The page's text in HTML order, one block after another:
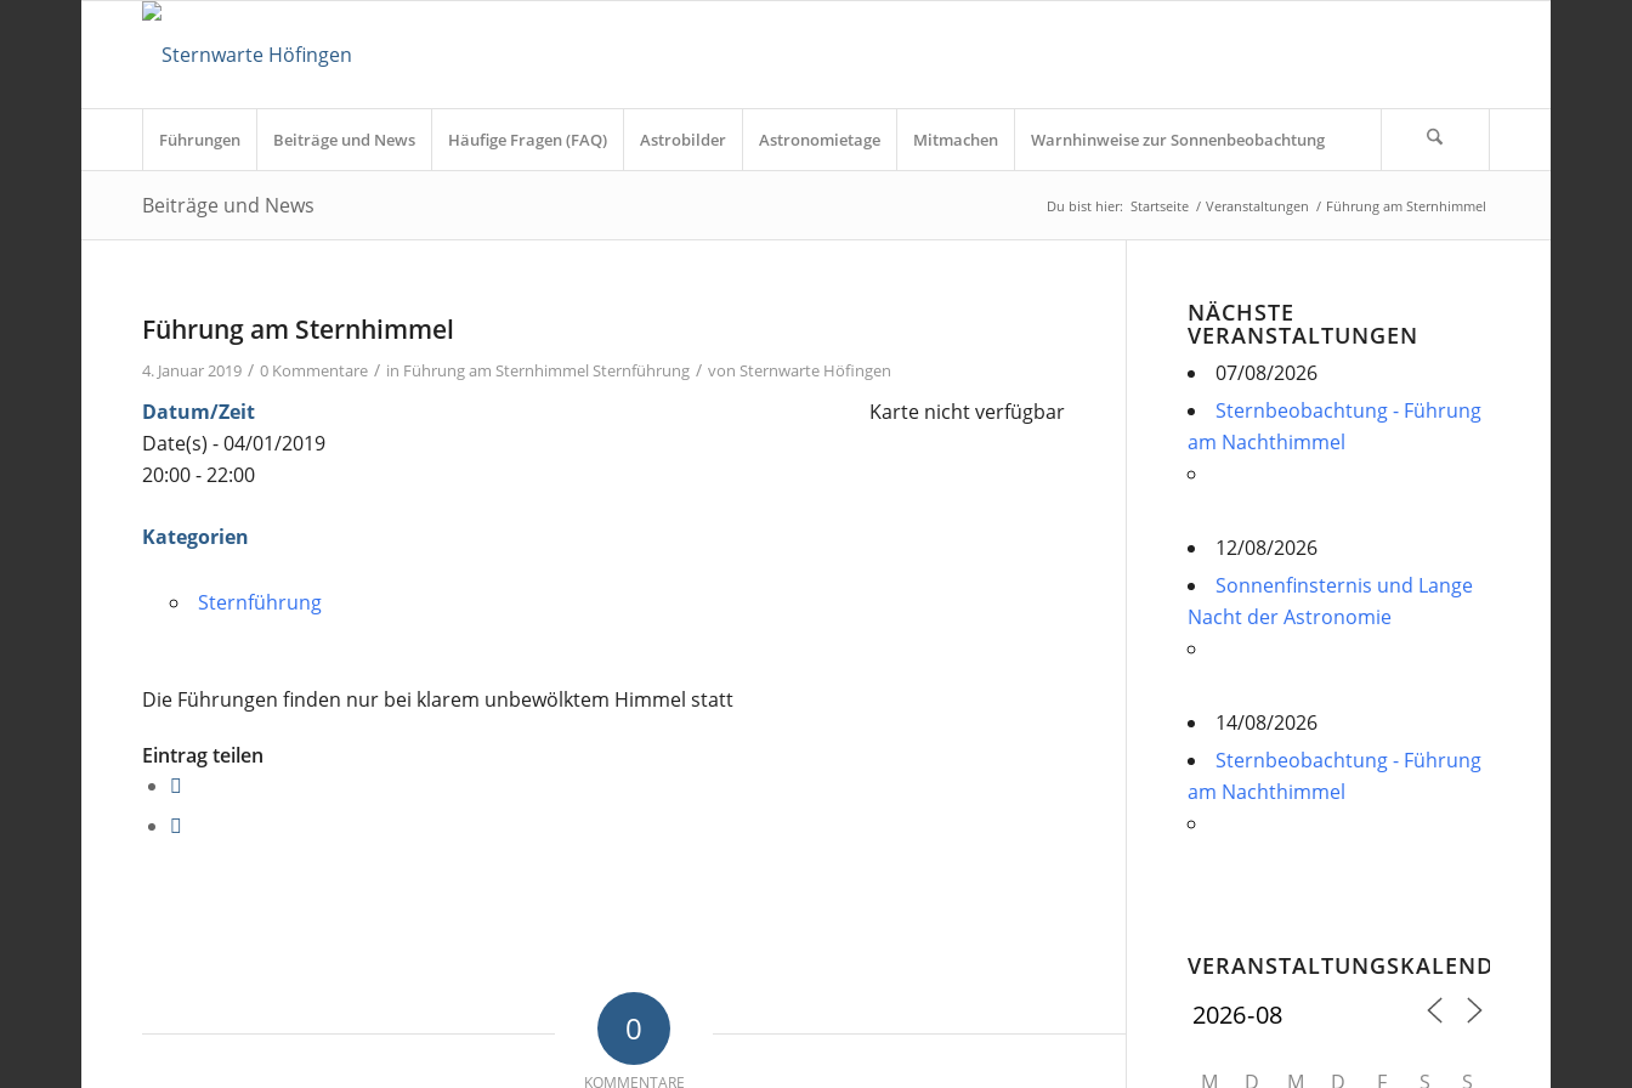
Führungen Beiträge und News Häufige Fragen (FAQ) Astrobilder Astronomietage Mitmachen Warnhinweise zur Sonnenbeobachtung
Beiträge und News Du bist hier: Startseite / Veranstaltungen / Führung am Sternhimmel
Führung am Sternhimmel
4. Januar 2019 / 0 Kommentare / in Führung am Sternhimmel Sternführung / von Sternwarte Höfingen
Karte nicht verfügbar
Datum/Zeit
Date(s) - 04/01/2019
20:00 - 22:00
Kategorien
Sternführung
Die Führungen finden nur bei klarem unbewölktem Himmel statt
Eintrag teilen
0
KOMMENTARE
NÄCHSTE
VERANSTALTUNGEN
07/08/2026
Sternbeobachtung - Führung
am Nachthimmel
12/08/2026
Sonnenfinsternis und Lange
Nacht der Astronomie
14/08/2026
Sternbeobachtung - Führung
am Nachthimmel
VERANSTALTUNGSKALENDER
M D M D F S S